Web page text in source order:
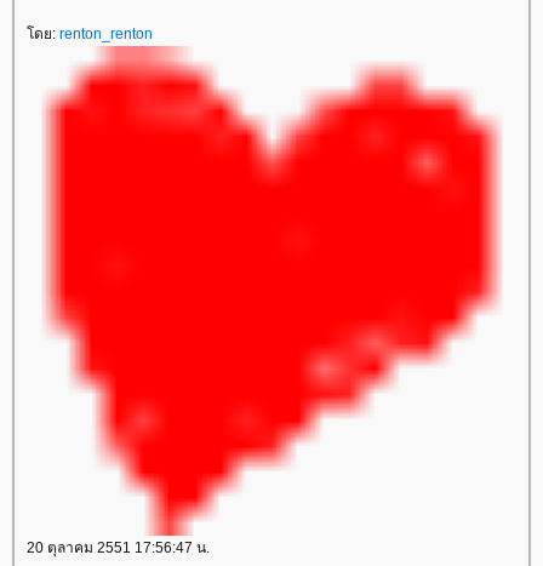
ดย: renton_renton
20 ตุลาคม 2551 17:56:47 น.